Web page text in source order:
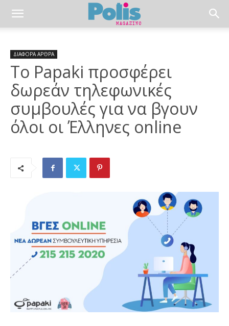
ΔΙΑΦΟΡΑ ΑΡΘΡΑ
Το Papaki προσφέρει
δωρεάν τηλεφωνικές
συμβουλές για να βγουν
όλοι οι Έλληνες online